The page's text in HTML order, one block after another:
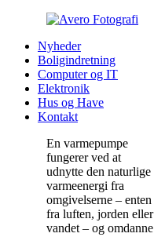
Nyheder
Boligindretning
Computer og IT
Elektronik
Hus og Have
Kontakt
En varmepumpe
fungerer ved at
udnytte den naturlige
varmeenergi fra
omgivelserne – enten
fra luften, jorden eller
vandet – og omdanne